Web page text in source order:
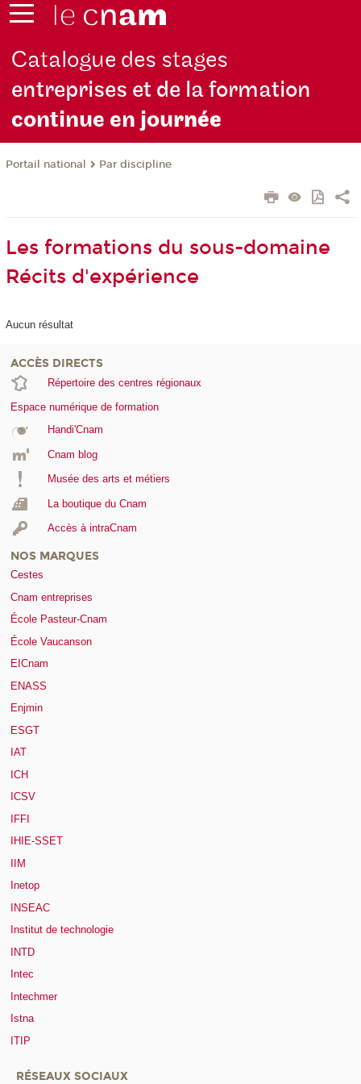
Catalogue des stages
entreprises et de la formation
continue en journée
Portail national Par discipline
Les formations du sous-domaine
Récits d'expérience
Aucun résultat
ACCÈS DIRECTS
Répertoire des centres régionaux
Espace numérique de formation
Handi'Cnam
Cnam blog
Musée des arts et métiers
La boutique du Cnam
Accès à intraCnam
NOS MARQUES
Cestes
Cnam entreprises
École Pasteur-Cnam
École Vaucanson
EICnam
ENASS
Enjmin
ESGT
IAT
ICH
ICSV
IFFI
IHIE-SSET
IIM
Inetop
INSEAC
Institut de technologie
INTD
Intec
Intechmer
Istna
ITIP
RÉSEAUX SOCIAUX